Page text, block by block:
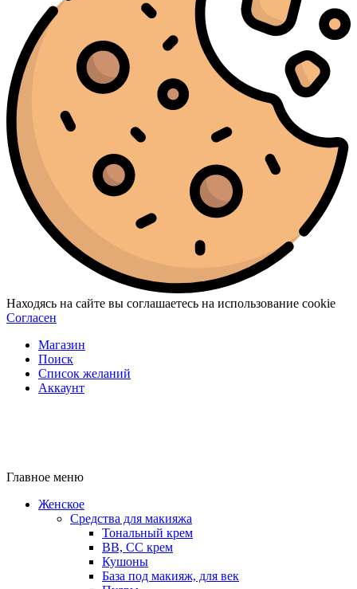
Находясь на сайте вы соглашаетесь на использование cookie
Согласен
Магазин
Поиск
Список желаний
Аккаунт
Главное меню
Женское
Средства для макияжа
Тональный крем
BB, CC крем
Кушоны
База под макияж, для век